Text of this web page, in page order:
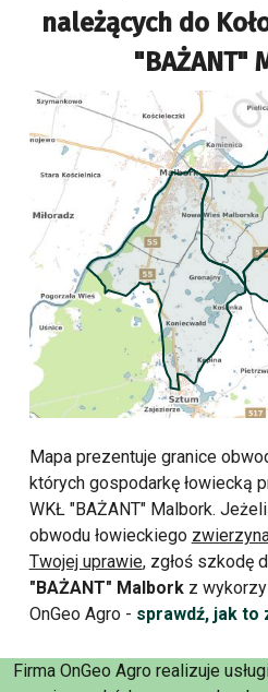
należących do
"BAŻANT"
Mapa prezentuje granice
których gospodarkę łowiecką
WKŁ "BAŻANT" Malbork.
obwodu łowieckiego
Twojej uprawie, zgłoś szkodę
"BAŻANT" Malborkz
OnGeo Agro - sprawdź, jak to
Firma OnGeo Agro realizuje